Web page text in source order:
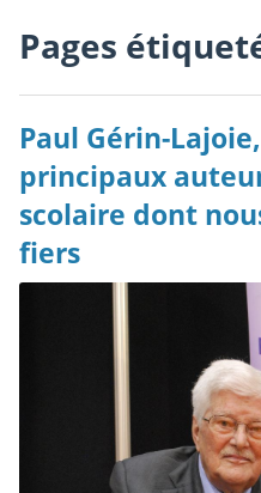
Pages
Paul Gérin-
principaux
scolaire dont
fiers